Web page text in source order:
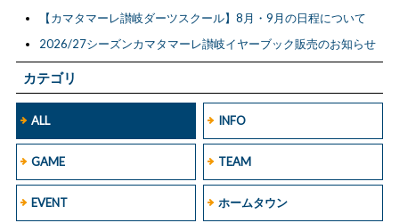
カテゴリ
ALL INFO
GAME TEAM
EVENT ホームタウン
【カマタマーレ讃岐ダーツスクール】8月・9月の日程について
2026/27シーズンカマタマーレ讃岐イヤーブック販売のお知らせ